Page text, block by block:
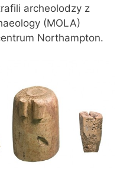
archeolodzy z
(MOLA)
Northampton.